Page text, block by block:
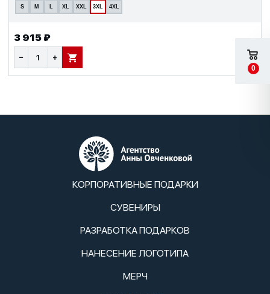
S M L XL XXL 3XL 4XL
3 915 ₽
− + В КОРЗИНУ
КОРПОРАТИВНЫЕ ПОДАРКИ
СУВЕНИРЫ
РАЗРАБОТКА ПОДАРКОВ
НАНЕСЕНИЕ ЛОГОТИПА
МЕРЧ
0